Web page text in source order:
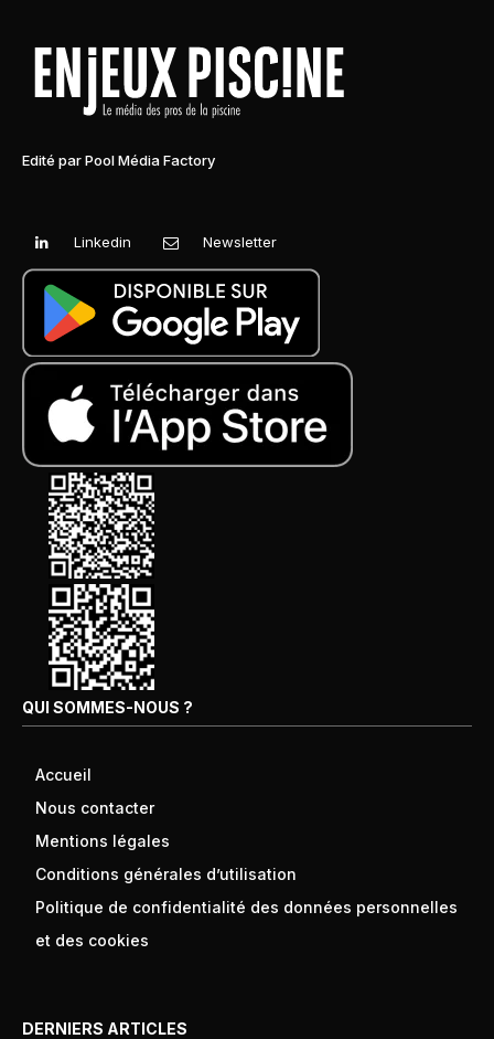
Edité par Pool Média Factory
Linkedin Newsletter
QUI SOMMES-NOUS ?
Accueil
Nous contacter
Mentions légales
Conditions générales d’utilisation
Politique de confidentialité des données personnelles
et des cookies
DERNIERS ARTICLES